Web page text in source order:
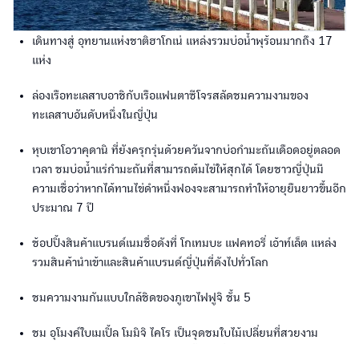
เดินทางสู่ อุทยานแห่งชาติฮาโกเน่ แหล่งรวมบ่อน้ำพุร้อนมากถึง 17
แห่ง
ล่องเรือทะเลสาบอาชิกับเรือแฟนตาซีโจรสลัดชมความงามของ
ทะเลสาบอันดับหนึ่งในญี่ปุ่น
หุบเขาโอวาคุดานิ ที่ยังครุกรุ่นด้วยควันจากบ่อกำมะถันเดือดอยู่ตลอด
เวลา ชมบ่อน้ำแร่กำมะถันที่สามารถต้มไข่ให้สุกได้ โดยชาวญี่ปุ่นมี
ความเชื่อว่าหากได้ทานไข่ดำหนึ่งฟองจะสามารถทำให้อายุยืนยาวขึ้นอีก
ประมาณ 7 ปี
ช้อปปิ้งสินค้าแบรนด์เนมชื่อดังที่ โกเทมบะ แฟคทอรี่ เอ้าท์เล็ต แหล่ง
รวมสินค้านำเข้าและสินค้าแบรนด์ญี่ปุ่นที่ดังไปทั่วโลก
ชมความงามกันแบบใกล้ชิดของภูเขาไฟฟูจิ ชั้น 5
ชม อุโมงค์ใบเมเปิ้ล โมมิจิ ไคโร เป็นจุดชมใบไม้เปลี่ยนที่สวยงาม